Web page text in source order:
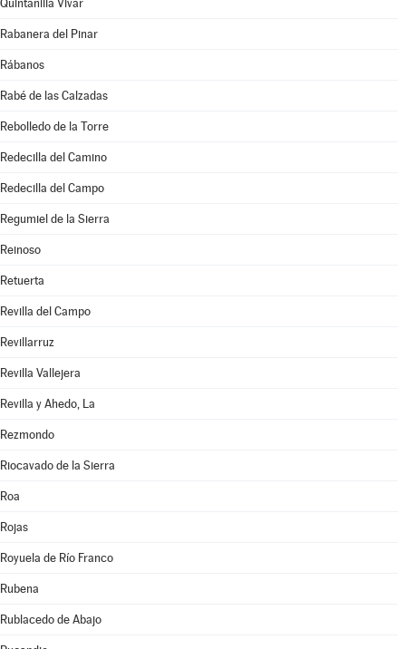
Quintanilla Vivar
Rabanera del Pinar
Rábanos
Rabé de las Calzadas
Rebolledo de la Torre
Redecilla del Camino
Redecilla del Campo
Regumiel de la Sierra
Reinoso
Retuerta
Revilla del Campo
Revillarruz
Revilla Vallejera
Revilla y Ahedo, La
Rezmondo
Riocavado de la Sierra
Roa
Rojas
Royuela de Río Franco
Rubena
Rublacedo de Abajo